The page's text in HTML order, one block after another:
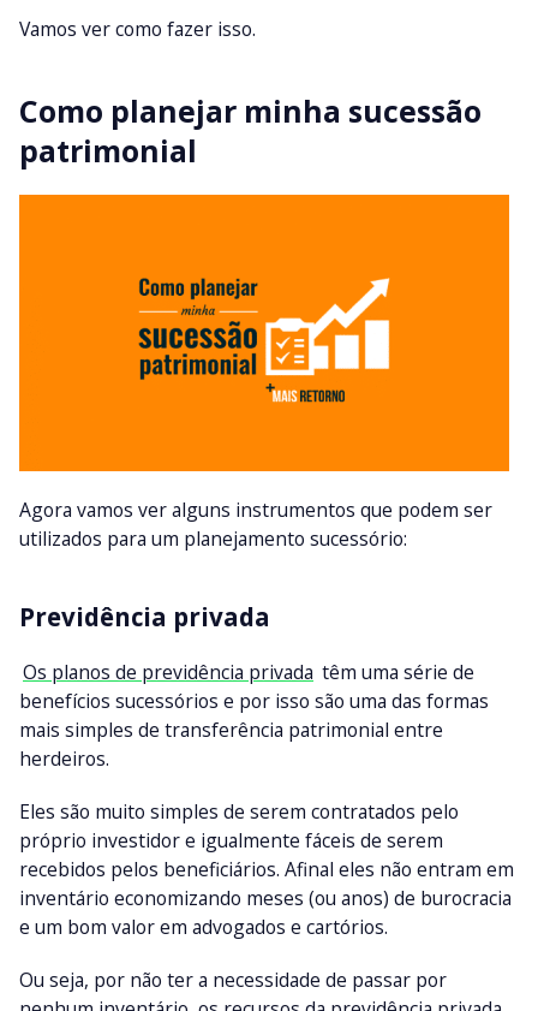
Vamos ver como fazer isso.
Como planejar minha sucessão
patrimonial
Agora vamos ver alguns instrumentos que podem ser
utilizados para um planejamento sucessório:
Previdência privada
Os planos de previdência privada têm uma série de
benefícios sucessórios e por isso são uma das formas
mais simples de transferência patrimonial entre
herdeiros.
Eles são muito simples de serem contratados pelo
próprio investidor e igualmente fáceis de serem
recebidos pelos beneficiários. Afinal eles não entram em
inventário economizando meses (ou anos) de burocracia
e um bom valor em advogados e cartórios.
Ou seja, por não ter a necessidade de passar por